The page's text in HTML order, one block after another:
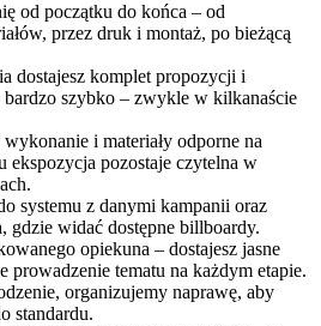
od początku do końca – od
przez druk i montaż, po bieżącą
dostajesz komplet propozycji i
szybko – zwykle w kilkanaście
i materiały odporne na
ekspozycja pozostaje czytelna w
systemu z danymi kampanii oraz
gdzie widać dostępne billboardy.
opiekuna – dostajesz jasne
prowadzenie tematu na każdym etapie.
organizujemy naprawę, aby
standardu.